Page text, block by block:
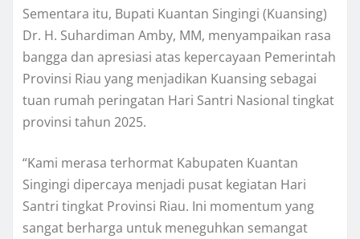
Sementara itu, Bupati Kuantan Singingi (Kuansing)
Dr. H. Suhardiman Amby, MM, menyampaikan rasa
bangga dan apresiasi atas kepercayaan Pemerintah
Provinsi Riau yang menjadikan Kuansing sebagai
tuan rumah peringatan Hari Santri Nasional tingkat
provinsi tahun 2025.
“Kami merasa terhormat Kabupaten Kuantan
Singingi dipercaya menjadi pusat kegiatan Hari
Santri tingkat Provinsi Riau. Ini momentum yang
sangat berharga untuk meneguhkan semangat